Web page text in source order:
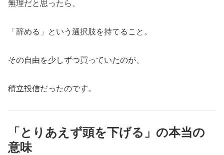
無理だと思ったら、
「辞める」という選択肢を持てること。
その自由を少しずつ買っていたのが、
積立投信だったのです。
「とりあえず頭を下げる」の本当の
意味